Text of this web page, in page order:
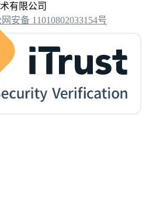
有限公司
安备 11010802033154号